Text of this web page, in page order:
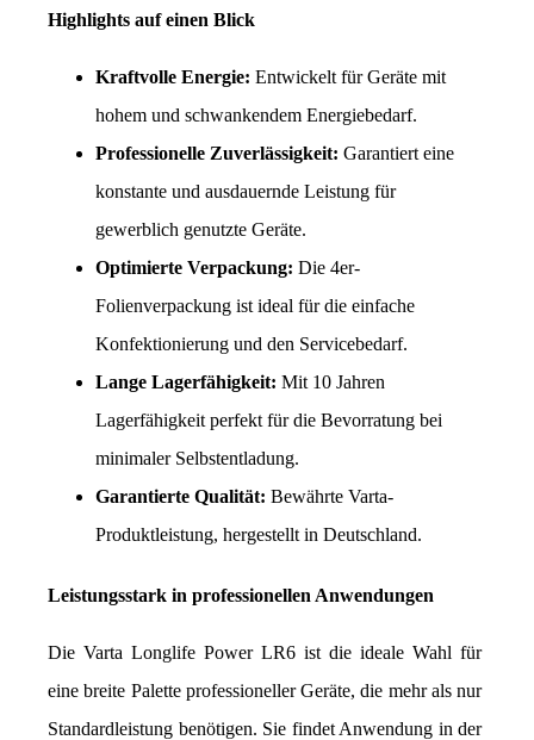
Highlights auf einen Blick
Kraftvolle Energie: Entwickelt für Geräte mit
hohem und schwankendem Energiebedarf.
Professionelle Zuverlässigkeit: Garantiert eine
konstante und ausdauernde Leistung für
gewerblich genutzte Geräte.
Optimierte Verpackung: Die 4er-
Folienverpackung ist ideal für die einfache
Konfektionierung und den Servicebedarf.
Lange Lagerfähigkeit: Mit 10 Jahren
Lagerfähigkeit perfekt für die Bevorratung bei
minimaler Selbstentladung.
Garantierte Qualität: Bewährte Varta-
Produktleistung, hergestellt in Deutschland.
Leistungsstark in professionellen Anwendungen
Die Varta Longlife Power LR6 ist die ideale Wahl für
eine breite Palette professioneller Geräte, die mehr als nur
Standardleistung benötigen. Sie findet Anwendung in der